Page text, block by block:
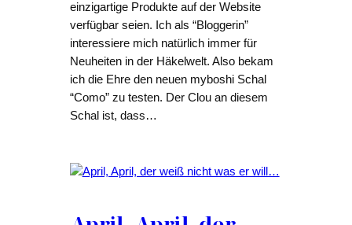
einzigartige Produkte auf der Website
verfügbar seien. Ich als “Bloggerin”
interessiere mich natürlich immer für
Neuheiten in der Häkelwelt. Also bekam
ich die Ehre den neuen myboshi Schal
“Como” zu testen. Der Clou an diesem
Schal ist, dass…